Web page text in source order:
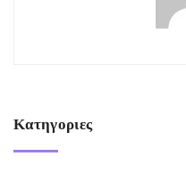
Κατηγοριες